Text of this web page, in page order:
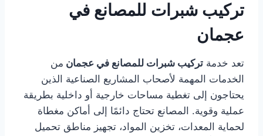
تركيب شبرات للمصانع في
عجمان
تعد خدمة تركيب شبرات للمصانع في عجمان من
الخدمات المهمة لأصحاب المشاريع الصناعية الذين
يحتاجون إلى تغطية مساحات خارجية أو داخلية بطريقة
عملية وقوية. المصانع تحتاج دائمًا إلى أماكن مغطاة
لحماية المعدات، تخزين المواد، تجهيز مناطق تحميل